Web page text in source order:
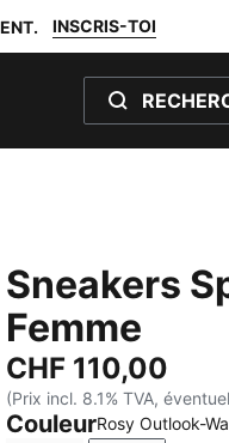
INSCRIS-TOI
Sneakers
Femme
CHF 110,00
(Prix incl. 8.1% TVA,
CouleurRosy Outlook-